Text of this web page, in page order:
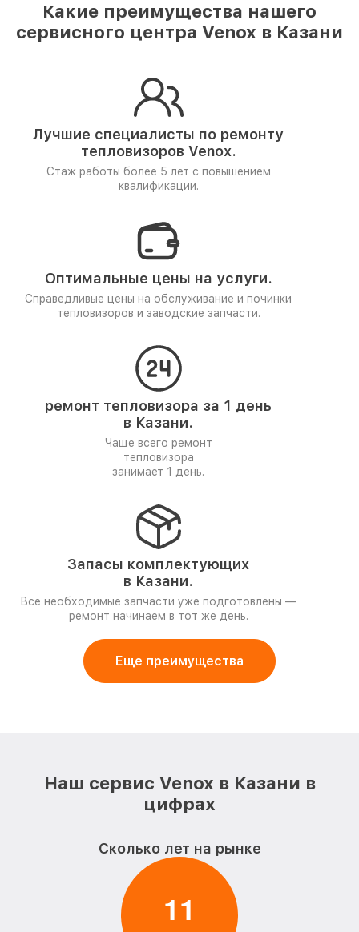
Какие преимущества нашего
сервисного центра Venox в Казани
Лучшие специалисты по ремонту
тепловизоров Venox.
Стаж работы более 5 лет с повышением
квалификации.
Оптимальные цены на услуги.
Справедливые цены на обслуживание и починки
тепловизоров и заводские запчасти.
ремонт тепловизора за 1 день
в Казани.
Чаще всего ремонт
тепловизора
занимает 1 день.
Запасы комплектующих
в Казани.
Все необходимые запчасти уже подготовлены —
ремонт начинаем в тот же день.
Еще преимущества
Наш сервис Venox в Казани в
цифрах
Сколько лет на рынке
11